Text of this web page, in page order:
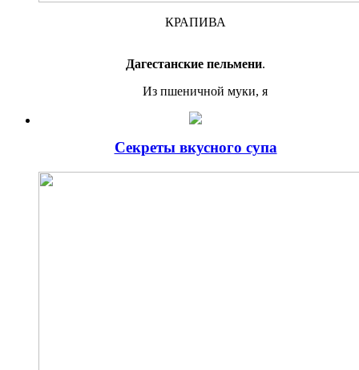
КРАПИВА
Дагестанские пельмени.
Из пшеничной муки, я
Секреты вкусного супа